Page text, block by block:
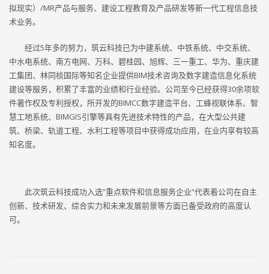
拟现实）/MR产品与服务、建设工程教育及产品研发等新一代工程信息技
术业务。
经过5年多的努力，筑云科技已为中建系统、中铁系统、中交系统、
中水电系统、南方电网、万科、碧桂园、旭辉、三一重工、华为、重庆建
工集团、林同棪国际等知名企业提供BIM技术咨询及数字建造信息化系统
建设等服务，积累了丰富的业绩和行业经验。公司至今已经获得30余项软
件著作权及专利授权，所开发的BIMCC数字建造平台、工蜂视联体系、智
慧工地系统、BIMGIS引擎等具有先进技术特性的产品，在大型公共建
筑、桥梁、轨道工程、水利工程等项目中获得成功应用，在业内享有较高
知名度。
此次筑云科技成功入选”重点软件和信息服务企业“代表着公司在自主
创新、技术研发、综合实力和未来发展前景等方面已备受政府的高度认
可。